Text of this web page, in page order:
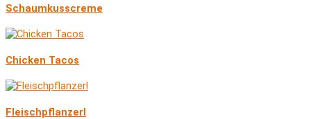
Schaumkusscreme
Chicken Tacos
Fleischpflanzerl